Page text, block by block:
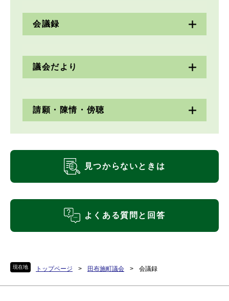
現在地 トップページ > 田布施町議会 > 会議録
会議録
議会だより
請願・陳情・傍聴
見つからないときは
よくある質問と回答